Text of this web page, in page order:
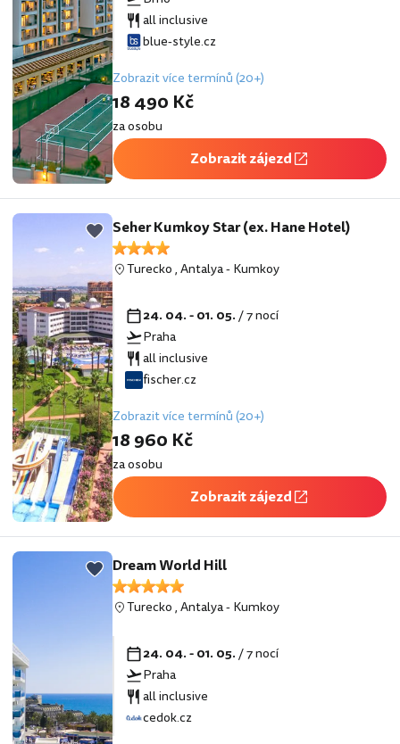
all inclusive
blue-style.cz
Zobrazit více termínů (20+)
18 490 Kč
za osobu
Zobrazit zájezd
Seher Kumkoy Star (ex. Hane Hotel)
Turecko,Antalya-Kumkoy
24. 04. - 01. 05./ 7 nocí
Praha
all inclusive
fischer.cz
Zobrazit více termínů (20+)
18 960 Kč
za osobu
Zobrazit zájezd
Dream World Hill
Turecko,Antalya-Kumkoy
24. 04. - 01. 05./ 7 nocí
Praha
all inclusive
cedok.cz